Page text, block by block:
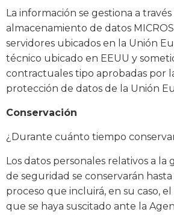
La información se gestiona a
almacenamiento de datos
servidores ubicados en la Unión
técnico ubicado en EEUU y
contractuales tipo aprobadas por
protección de datos de la Unión
Conservación
¿Durante cuánto tiempo
Los datos personales relativos a la
de seguridad se conservarán hasta
proceso que incluirá, en su caso,
que se haya suscitado ante la